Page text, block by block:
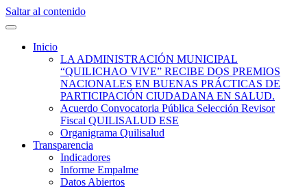
Saltar al contenido
Quilisalud
Inicio
LA ADMINISTRACIÓN MUNICIPAL
“QUILICHAO VIVE” RECIBE DOS PREMIOS
NACIONALES EN BUENAS PRÁCTICAS DE
PARTICIPACIÓN CIUDADANA EN SALUD.
Acuerdo Convocatoria Pública Selección Revisor
Fiscal QUILISALUD ESE
Organigrama Quilisalud
Transparencia
Indicadores
Informe Empalme
Datos Abiertos